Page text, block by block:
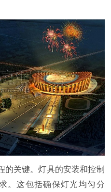
的关键。灯具的安装和控制
。这包括确保灯光均匀分